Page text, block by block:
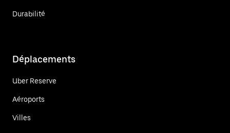
Durabilité
Déplacements
Uber Reserve
Aéroports
Villes